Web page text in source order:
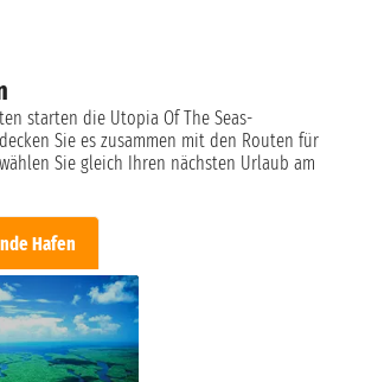
starten die Utopia Of The Seas-
Sie es zusammen mit den Routen für
Sie gleich Ihren nächsten Urlaub am
Hafen